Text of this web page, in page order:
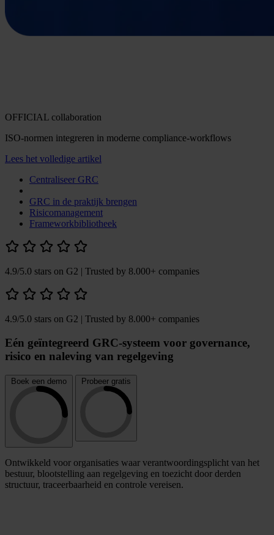
OFFICIAL collaboration
ISO-normen integreren in moderne compliance-workflows
Lees het volledige artikel
Centraliseer GRC
GRC in de praktijk brengen
Risicomanagement
Frameworkbibliotheek
4.9/5.0 stars on G2 | Trusted by 8.000+ companies
4.9/5.0 stars on G2 | Trusted by 8.000+ companies
Eén geïntegreerd GRC-systeem voor governance,
risico en naleving van regelgeving
Boek een demo Probeer gratis
Ontwikkeld voor organisaties waar verantwoordingsplicht van het
bestuur, blootstelling aan regelgeving en toezicht door derden
structuur, traceerbaarheid en controle vereisen.